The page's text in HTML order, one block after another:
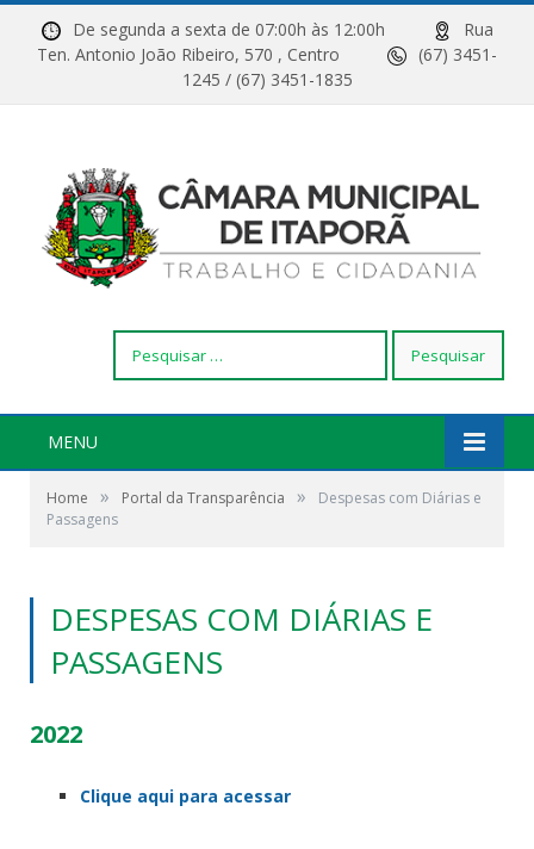
De segunda a sexta de 07:00h às 12:00h
Rua
Ten. Antonio João Ribeiro, 570 , Centro
(67) 3451-
1245 / (67) 3451-1835
por:
MENU
Home » Portal da Transparência »
Despesas com Diárias e
Passagens
DESPESAS COM DIÁRIAS E
PASSAGENS
2022
Clique aqui para acessar